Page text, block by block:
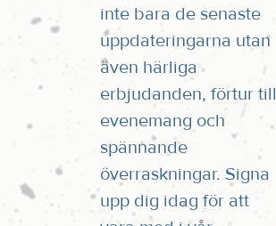
inte bara de senaste
uppdateringarna utan
även härliga
erbjudanden, förtur till
evenemang och
spännande
överraskningar. Signa
upp dig idag för att